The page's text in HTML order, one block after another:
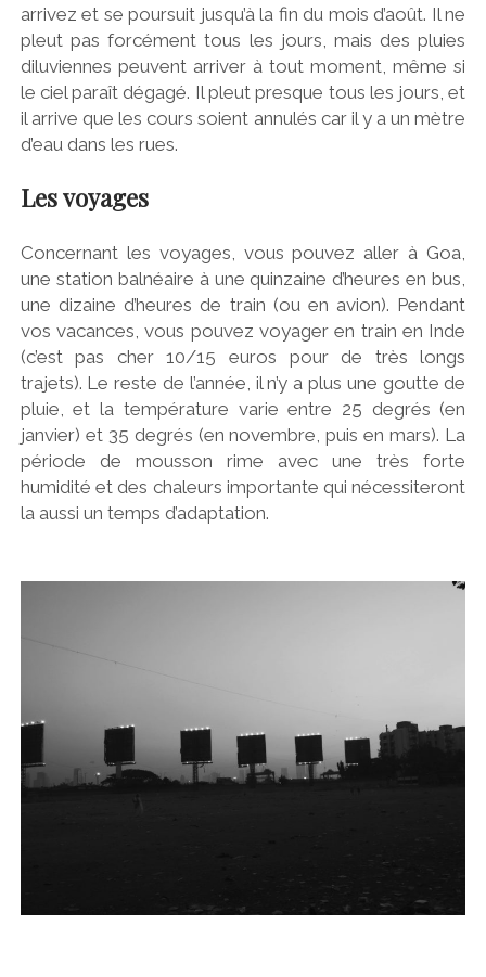
arrivez et se poursuit jusqu’à la fin du mois d’août. Il ne
pleut pas forcément tous les jours, mais des pluies
diluviennes peuvent arriver à tout moment, même si
le ciel paraît dégagé. Il pleut presque tous les jours, et
il arrive que les cours soient annulés car il y a un mètre
d’eau dans les rues.
Les voyages
Concernant les voyages, vous pouvez aller à Goa,
une station balnéaire à une quinzaine d’heures en bus,
une dizaine d’heures de train (ou en avion). Pendant
vos vacances, vous pouvez voyager en train en Inde
(c’est pas cher 10/15 euros pour de très longs
trajets). Le reste de l’année, il n’y a plus une goutte de
pluie, et la température varie entre 25 degrés (en
janvier) et 35 degrés (en novembre, puis en mars). La
période de mousson rime avec une très forte
humidité et des chaleurs importante qui nécessiteront
la aussi un temps d’adaptation.